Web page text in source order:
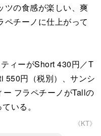
ツの食感が楽しい、爽
ペチーノに仕上がって
ィーがShort 430円／T
550円（税別）、サンシ
フラペチーノがTallの
いる。
《KT》